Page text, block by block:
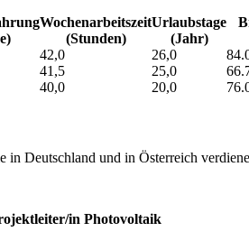
Wochen­arbeitszeit
(Stunden)
Urlaubs­tage
(Jahr)
42,0 26,0
41,5 25,0
40,0 20,0
Deutschland und in Österreich
in Photovoltaik